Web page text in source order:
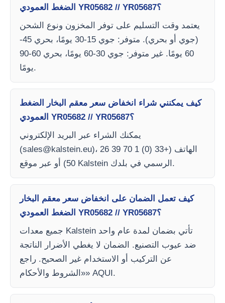
الضغط العمودي YR05682 // YR05687؟
يعتمد وقت التسليم على توفر المخزون ونوع الشحن
(جوي أو بحري). متوفر: جوي 15-30 يومًا، بحري 45-
60 يومًا. غير متوفر: جوي 30-60 يومًا، بحري 60-90
يومًا.
كيف يمكنني شراء انخفاض سعر معقم البخار الضغط
العمودي YR05682 // YR05687؟
يمكنك الشراء عبر البريد الإلكتروني
(sales@kalstein.eu)، الهاتف (+33 (0) 1 70 39 26
50) أو عبر موقع Kalstein الرسمي في بلدك.
كيف تعمل الضمان على انخفاض سعر معقم البخار
الضغط العمودي YR05682 // YR05687؟
جميع معدات Kalstein تأتي بضمان لمدة عام واحد
ضد عيوب التصنيع. الضمان لا يغطي الأضرار الناتجة
عن التركيب أو الاستخدام غير الصحيح. راجع
«الشروط والأحكام» AQUI.